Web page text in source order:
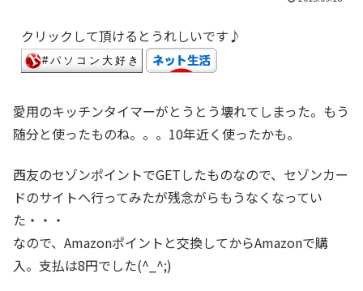
クリックして頂けるとうれしいです♪
愛用のキッチンタイマーがとうとう壊れてしまった。もう
随分と使ったものね。。。10年近く使ったかも。
西友のセゾンポイントでGETしたものなので、セゾンカー
ドのサイトへ行ってみたが残念がらもうなくなってい
た・・・
なので、Amazonポイントと交換してからAmazonで購
入。支払は8円でした(^_^;)